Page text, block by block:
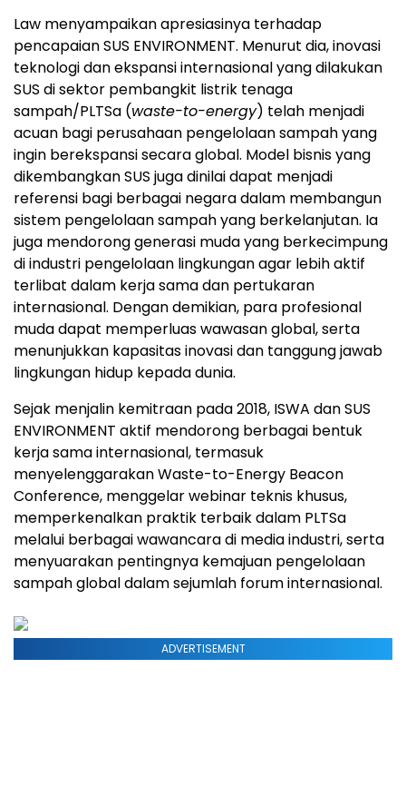
Law menyampaikan apresiasinya terhadap
pencapaian SUS ENVIRONMENT. Menurut dia, inovasi
teknologi dan ekspansi internasional yang dilakukan
SUS di sektor pembangkit listrik tenaga
sampah/PLTSa (waste-to-energy) telah menjadi
acuan bagi perusahaan pengelolaan sampah yang
ingin berekspansi secara global. Model bisnis yang
dikembangkan SUS juga dinilai dapat menjadi
referensi bagi berbagai negara dalam membangun
sistem pengelolaan sampah yang berkelanjutan. Ia
juga mendorong generasi muda yang berkecimpung
di industri pengelolaan lingkungan agar lebih aktif
terlibat dalam kerja sama dan pertukaran
internasional. Dengan demikian, para profesional
muda dapat memperluas wawasan global, serta
menunjukkan kapasitas inovasi dan tanggung jawab
lingkungan hidup kepada dunia.
Sejak menjalin kemitraan pada 2018, ISWA dan SUS
ENVIRONMENT aktif mendorong berbagai bentuk
kerja sama internasional, termasuk
menyelenggarakan Waste-to-Energy Beacon
Conference, menggelar webinar teknis khusus,
memperkenalkan praktik terbaik dalam PLTSa
melalui berbagai wawancara di media industri, serta
menyuarakan pentingnya kemajuan pengelolaan
sampah global dalam sejumlah forum internasional.
ADVERTISEMENT